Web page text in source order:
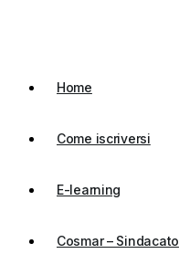
Home
Come iscriversi
E-learning
Cosmar – Sindacato